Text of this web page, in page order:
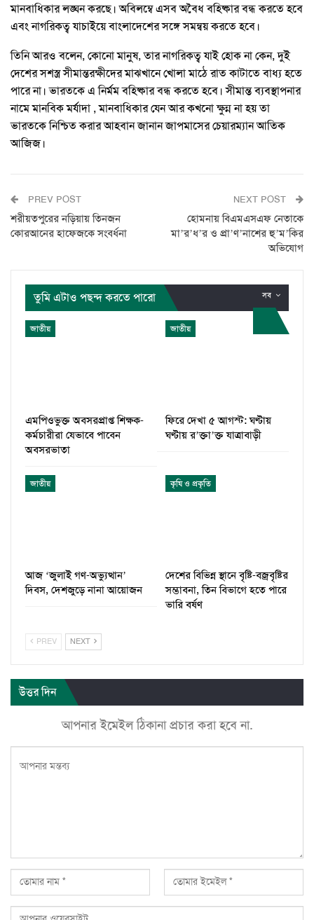
মানবাধিকার লঙ্ঘন করছে। অবিলম্বে এসব অবৈধ বহিষ্কার বন্ধ করতে হবে
এবং নাগরিকত্ব যাচাইয়ে বাংলাদেশের সঙ্গে সমন্বয় করতে হবে।
তিনি আরও বলেন, কোনো মানুষ, তার নাগরিকত্ব যাই হোক না কেন, দুই
দেশের সশস্ত্র সীমান্তরক্ষীদের মাঝখানে খোলা মাঠে রাত কাটাতে বাধ্য হতে
পারে না। ভারতকে এ নির্মম বহিষ্কার বন্ধ করতে হবে। সীমান্ত ব্যবস্থাপনার
নামে মানবিক মর্যাদা , মানবাধিকার যেন আর কখনো ক্ষুন্ন না হয় তা
ভারতকে নিশ্চিত করার আহবান জানান জাপমাসের চেয়ারম্যান আতিক
আজিজ।
PREV POST
শরীয়তপুরের নড়িয়ায় তিনজন
কোরআনের হাফেজকে সংবর্ধনা
NEXT POST
হোমনায় বিএমএসএফ নেতাকে
মা’র’ধ’র ও প্রা’ণ’নাশের হু’ম’কির
অভিযোগ
সব
তুমি এটাও পছন্দ করতে পারো
জাতীয়
এমপিওভুক্ত অবসরপ্রাপ্ত শিক্ষক-
কর্মচারীরা যেভাবে পাবেন
অবসরভাতা
জাতীয়
ফিরে দেখা ৫ আগস্ট: ঘণ্টায়
ঘণ্টায় র’ক্তা’ক্ত যাত্রাবাড়ী
জাতীয়
আজ ‘জুলাই গণ-অভ্যুত্থান’
দিবস, দেশজুড়ে নানা আয়োজন
কৃষি ও প্রকৃতি
দেশের বিভিন্ন স্থানে বৃষ্টি-বজ্রবৃষ্টির
সম্ভাবনা, তিন বিভাগে হতে পারে
ভারি বর্ষণ
PREV NEXT
উত্তর দিন
আপনার ইমেইল ঠিকানা প্রচার করা হবে না.